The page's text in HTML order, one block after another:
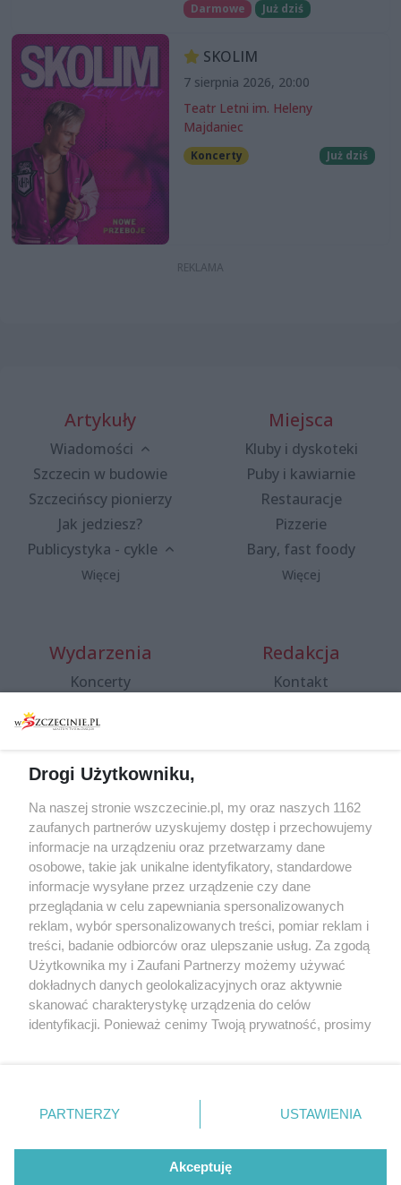
Darmowe
Już dziś
SKOLIM
7 sierpnia 2026, 20:00
Teatr Letni im. Heleny
Majdaniec
Koncerty Już dziś
Artykuły
Wiadomości
Szczecin w budowie
Szczecińscy pionierzy
Jak jedziesz?
Publicystyka - cykle
Więcej
Miejsca
Kluby i dyskoteki
Puby i kawiarnie
Restauracje
Pizzerie
Bary, fast foody
Więcej
Wydarzenia
Koncerty
Spacery i oprowadzania
targi
Wernisaże
Więcej
Redakcja
Kontakt
Specjalny koncert z okazji
20. urodzin portalu
wSzczecinie.pl
Regulamin konkursów
śniadaniówka "Hej
Szczecin! Jest piątek!"
Partnerzy
Praca Szczecin
© 2026 wSzczecinie.pl
Created by GOD
Drogi Użytkowniku,
Na naszej stronie wszczecinie.pl, my oraz naszych 1162
zaufanych partnerów uzyskujemy dostęp i przechowujemy
informacje na urządzeniu oraz przetwarzamy dane
osobowe, takie jak unikalne identyfikatory, standardowe
informacje wysyłane przez urządzenie czy dane
przeglądania w celu zapewniania spersonalizowanych
reklam, wybór spersonalizowanych treści, pomiar reklam i
treści, badanie odbiorców oraz ulepszanie usług. Za zgodą
Użytkownika my i Zaufani Partnerzy możemy używać
dokładnych danych geolokalizacyjnych oraz aktywnie
skanować charakterystykę urządzenia do celów
identyfikacji. Ponieważ cenimy Twoją prywatność, prosimy
prywatności znajdujący się w lewym dolnym rogu strony
. Niektóre rodzaje przetwarzania danych nie wymagają
takiemu przetwarzaniu. Preferencje będą miały
PARTNERZY USTAWIENIA
Akceptuję